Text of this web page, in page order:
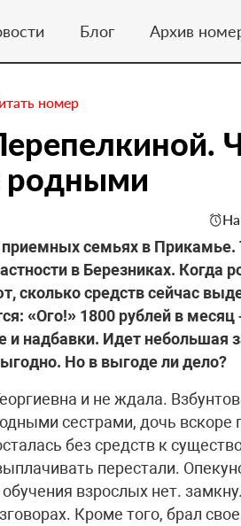
Блог Архив
номер
родными
семьях в Прикамье.
в Березниках. Когда
сколько средств сейчас
«Ого!» 1800 рублей в месяц
и надбавки. Идет небольшая
Но в выгоде ли дело?
и не ждала.
сестрами, дочь вскоре
без средств к
перестали.
взрослых нет.
Кроме того, брал